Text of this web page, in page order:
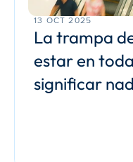
13 OCT 2025
La trampa
estar en
significar